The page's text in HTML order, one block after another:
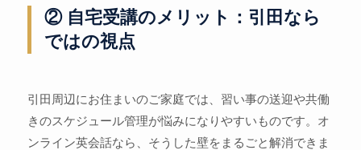
② 自宅受講のメリット：引田なら
ではの視点
引田周辺にお住まいのご家庭では、習い事の送迎や共働
きのスケジュール管理が悩みになりやすいものです。オ
ンライン英会話なら、そうした壁をまるごと解消できま